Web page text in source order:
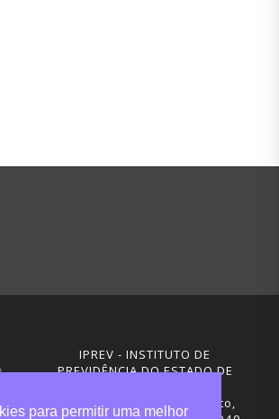
IPREV - INSTITUTO DE
PREVIDÊNCIA DO ESTADO DE
Rua Visconde de Ouro Preto,
para permitir uma melhor